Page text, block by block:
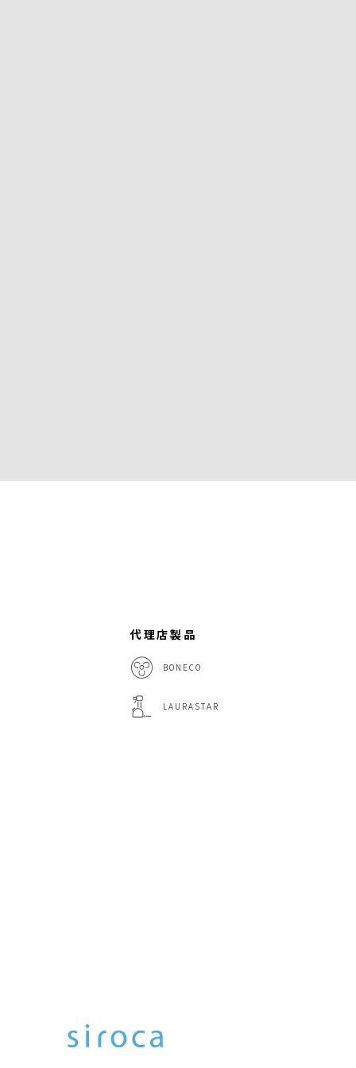
代理店製品
BONECO
LAURASTAR